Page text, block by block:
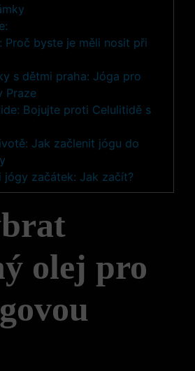
Proč byste je měli nosit při
s dětmi praha: Jóga pro
Praze
Bojujte proti Celulitidě s
Jak začlenit jógu do
jógy začátek: Jak začít?
olej pro